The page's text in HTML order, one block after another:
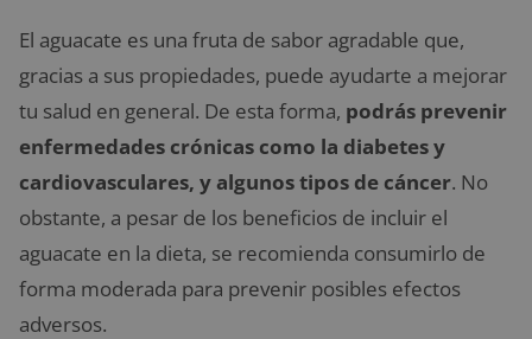
El aguacate es una fruta de sabor agradable que,
gracias a sus propiedades, puede ayudarte a mejorar
tu salud en general. De esta forma, podrás prevenir
enfermedades crónicas como la diabetes y
cardiovasculares, y algunos tipos de cáncer. No
obstante, a pesar de los beneficios de incluir el
aguacate en la dieta, se recomienda consumirlo de
forma moderada para prevenir posibles efectos
adversos.